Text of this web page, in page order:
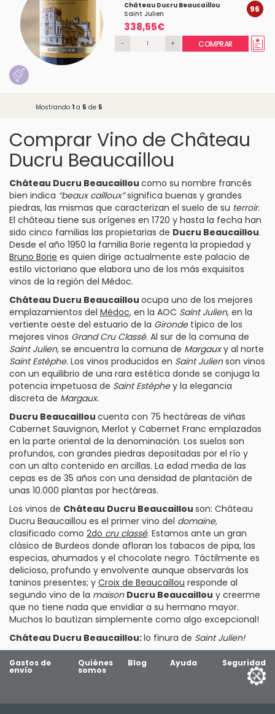
Château Ducru Beaucaillou
Saint Julien
338,55€
96
- + COMPRAR
Mostrando 1a 5 de 5
Comprar Vino de Château
Ducru Beaucaillou
Château Ducru Beaucaillou como su nombre francés
bien indica “beaux cailloux”significa buenas y grandes
piedras, las mismas que caracterizan el suelo de su terroir.
El château tiene sus orígenes en 1720 y hasta la fecha han
sido cinco familias las propietarias de Ducru Beaucaillou.
Desde el año 1950 la familia Borie regenta la propiedad y
Bruno Borie es quien dirige actualmente este palacio de
estilo victoriano que elabora uno de los más exquisitos
vinos de la región del Médoc.
Château Ducru Beaucaillou ocupa uno de los mejores
emplazamientos del Médoc, en la AOC Saint Julien, en la
vertiente oeste del estuario de la Gironde típico de los
mejores vinos Grand Cru Classé. Al sur de la comuna de
Saint Julien, se encuentra la comuna de Margauxy al norte
Saint Estèphe. Los vinos producidos en Saint Julienson vinos
con un equilibrio de una rara estética donde se conjuga la
potencia impetuosa de Saint Estèphey la elegancia
discreta de Margaux.
Ducru Beaucaillou cuenta con 75 hectáreas de viñas
Cabernet Sauvignon, Merlot y Cabernet Franc emplazadas
en la parte oriental de la denominación. Los suelos son
profundos, con grandes piedras depositadas por el río y
con un alto contenido en arcillas. La edad media de las
cepas es de 35 años con una densidad de plantación de
unas 10.000 plantas por hectáreas.
Los vinos de Château Ducru Beaucaillou son: Château
Ducru Beaucaillou es el primer vino del domaine,
clasificado como 2do cru classé. Estamos ante un gran
clásico de Burdeos donde afloran los tabacos de pipa, las
especias, ahumados y el chocolate negro. Táctilmente es
delicioso, profundo y envolvente aunque observarás los
taninos presentes; y Croix de Beaucaillou responde al
segundo vino de la maison Ducru Beaucaillou y creerme
que no tiene nada que envidiar a su hermano mayor.
Muchos lo bautizan simplemente como algo excepcional!
Château Ducru Beaucaillou:lo finura de Saint Julien!
Gastos de
envío
Quiénes
somos
Blog Ayuda Seguridad